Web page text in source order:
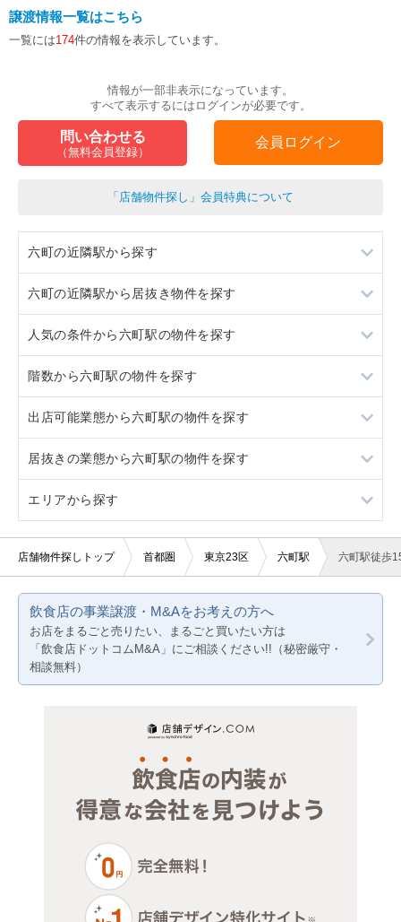
譲渡情報一覧はこちら
一覧には174件の情報を表示しています。
情報が一部非表示になっています。
すべて表示するにはログインが必要です。
問い合わせる
（無料会員登録）
会員ログイン
「店舗物件探し」会員特典について
六町の近隣駅から探す
青井
北千住
六町の近隣駅から居抜き物件を探す
青井
北千住
人気の条件から六町駅の物件を探す
居抜き
20坪以下
階数から六町駅の物件を探す
1階
出店可能業態から六町駅の物件を探す
重飲食
軽飲食
バー・クラブ
サロン（マッサージ・エステ・ネイルなど）
医療・歯科・クリニック
その他サービス・その他
居抜きの業態から六町駅の物件を探す
寿司
その他
エリアから探す
東京23区
神奈川
千葉
店舗物件探しトップ 首都圏 東京23区 六町駅 六町駅徒歩
飲食店の事業譲渡・M&Aをお考えの方へ
お店をまるごと売りたい、まるごと買いたい方は
「飲食店ドットコムM&A」にご相談ください!!（秘密厳守・
相談無料）